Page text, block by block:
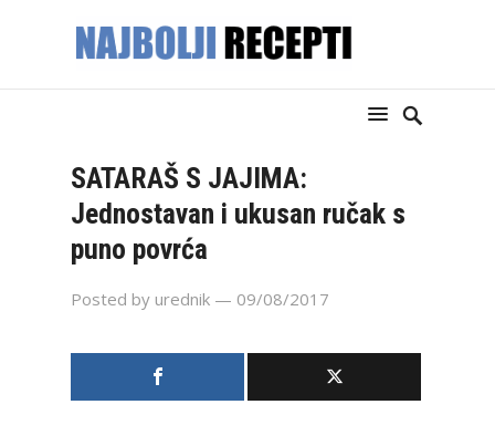
SATARAŠ S JAJIMA:
Jednostavan i ukusan ručak s
puno povrća
Posted by urednik — 09/08/2017